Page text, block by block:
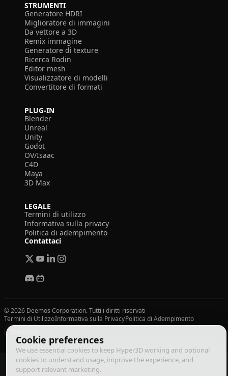
Cookie preferences
We use essential cookies to keep Hyper3D working and optional
cookies to understand usage, improve the experience, and
support relevant marketing.
STRUMENTI
Generatore HDRI
Miglioratore di immagini
Da vettore a 3D
Remix immagine
Generatore di texture
Ricerca Rodin
Editor mesh
Visualizzatore di modelli
Convertitore di formati
PLUG-IN
Blender
Unreal
Unity
Godot
OV/Isaac
C4D
Maya
3D Max
LEGALE
Termini di utilizzo
Informativa sulla privacy
Politica di adempimento
Contattaci
© 2026 Deemos Corporation. Tutti i diritti riservati
Termini di UtilizzoInformativa sulla PrivacyPolitica di Adempimento